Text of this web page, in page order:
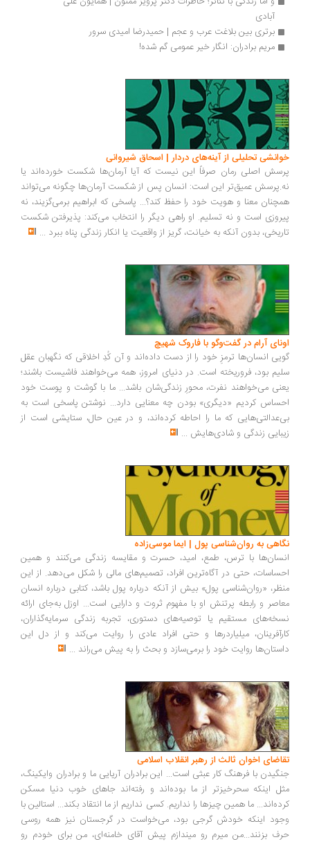
برتری بین بلاغت عرب و عجم | حمیدرضا امیدی سرور
مریم برادران: انگار خیر عمومی گم شده!
تحلیلی از آینه‌های دردار | اسحاق شیروانی
اصلی رمان صرفاً این نیست که آیا آرمان‌ها شکست خورده‌اند یا
عمیق‌تر این است: انسان پس از شکست آرمان‌ها چگونه می‌تواند
معنا و هویت خود را حفظ کند؟... پاسخی که ابراهیم برمی‌گزیند، نه
است و نه تسلیم. او راهی دیگر را انتخاب می‌کند: پذیرفتن شکست
بدون آنکه به خیانت، گریز از واقعیت یا انکار زندگی پناه ببرد...
آرام در گفت‌وگو با فاروک شهیچ‭
انسان‌ها ترمزِ خود را از دست داده‌اند و آن کُدِ اخلاقی که نگهبان عقل
بود، فروریخته است. در دنیای امروز، همه می‌خواهند فاشیست باشند؛
می‌خواهند نفرت، محورِ زندگی‌شان باشد... ما با گوشت و پوست خود
کردیم «دیگری» بودن چه معنایی دارد... نوشتن پاسخی است به
که ما را احاطه کرده‌اند، و در عین حال، ستایشی است از
زندگی و شادی‌هایش...
به روان‌شناسی پول | ایما موسی‌زاده
با ترس، طمع، امید، حسرت و مقایسه زندگی می‌کنند و همین
حتی در آگاه‌ترین افراد، تصمیم‌های مالی را شکل می‌دهد. از این
«روان‌شناسی پول» بیش از آنکه درباره پول باشد، کتابی درباره انسان
و رابطه پرتنش او با مفهوم ثروت و دارایی است... اوزل به‌جای ارائه
مستقیم یا توصیه‌های دستوری، تجربه زندگی سرمایه‌گذاران،
میلیاردرها و حتی افراد عادی را روایت می‌کند و از دل این
روایت خود را برمی‌سازد و بحث را به پیش می‌راند ...
اخوان ثالث از رهبر انقلاب اسلامی
با فرهنگ کار عبثی است... این برادران آریایی ما و برادران وایکینگ،
اینکه سحرخیزتر از ما بوده‌اند و رفته‌اند جاهای خوب دنیا مسکن
ما همین چیزها را نداریم. کسی نداریم از ما انتقاد بکند... استالین با
اینکه خودش گرجی بود، می‌خواست در گرجستان نیز همه روسی
بزنند...من میرم رو میندازم پیش آقای خامنه‌ای، من برای خودم رو